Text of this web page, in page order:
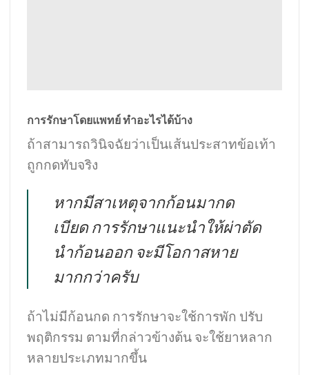
การรักษาโดยแพทย์ ทำอะไรได้บ้าง
ถ้าสามารถวินิจฉัยว่าเป็นเส้นประสาทข้อเท้า
ถูกกดทับจริง
หากมีสาเหตุจากก้อนมากด
เบียดการรักษาแนะนำให้ผ่าตัด
นำก้อนออกจะมีโอกาสหาย
มากกว่าครับ
ถ้าไม่มีก้อนกด การรักษาจะใช้การพัก ปรับ
พฤติกรรม ตามที่กล่าวข้างต้น จะใช้ยาหลาก
หลายประเภทมากขึ้น